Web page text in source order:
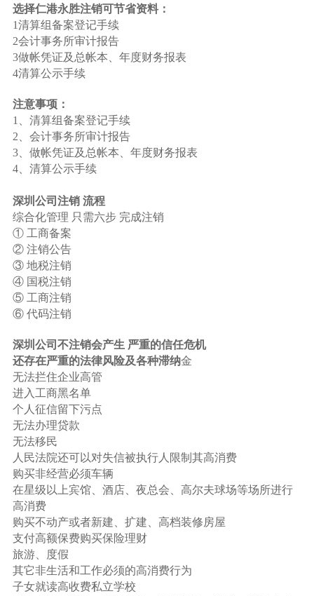
选择仁港永胜注销可节省资料：
1清算组备案登记手续
2会计事务所审计报告
3做帐凭证及总帐本、年度财务报表
4清算公示手续
注意事项：
1、清算组备案登记手续
2、会计事务所审计报告
3、做帐凭证及总帐本、年度财务报表
4、清算公示手续
深圳公司注销 流程
综合化管理 只需六步 完成注销
① 工商备案
② 注销公告
③ 地税注销
④ 国税注销
⑤ 工商注销
⑥ 代码注销
深圳公司不注销会产生 严重的信任危机
还存在严重的法律风险及各种滞纳金
无法拦住企业高管
进入工商黑名单
个人征信留下污点
无法办理贷款
无法移民
人民法院还可以对失信被执行人限制其高消费
购买非经营必须车辆
在星级以上宾馆、酒店、夜总会、高尔夫球场等场所进行
高消费
购买不动产或者新建、扩建、高档装修房屋
支付高额保费购买保险理财
旅游、度假
其它非生活和工作必须的高消费行为
子女就读高收费私立学校